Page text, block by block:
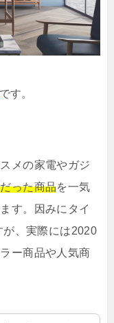
です。
メの家電やガジ
った商品を一気
す。因みにタイ
が、実際には2020
ー商品や人気商